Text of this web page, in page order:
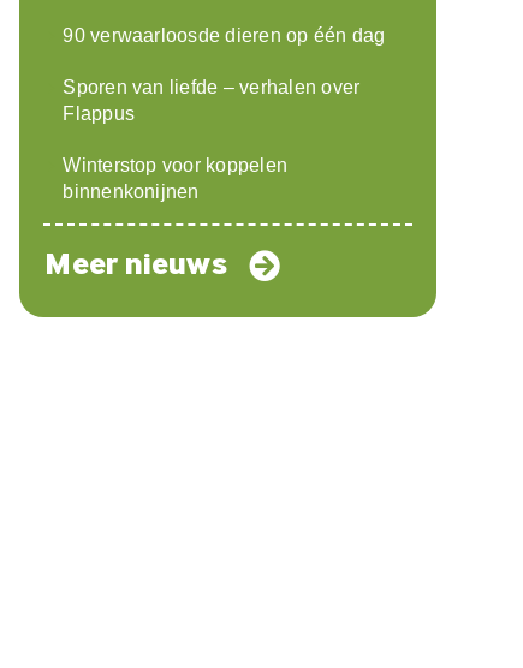
90 verwaarloosde dieren op één dag
Sporen van liefde – verhalen over
Flappus
Winterstop voor koppelen
binnenkonijnen
Meer nieuws